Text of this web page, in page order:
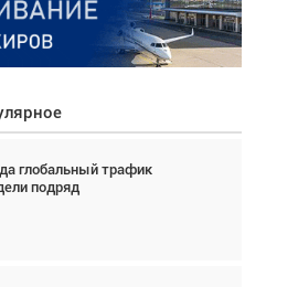
глобальный трафик
подряд
вертолётов и БПЛА в